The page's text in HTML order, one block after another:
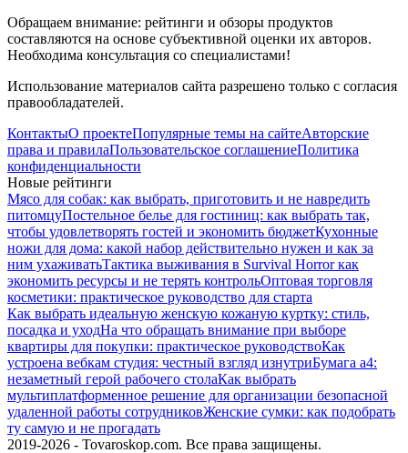
Обращаем внимание: рейтинги и обзоры продуктов
составляются на основе субъективной оценки их авторов.
Необходима консультация со специалистами!
Использование материалов сайта разрешено только с согласия
правообладателей.
КонтактыО проектеПопулярные темы на сайтеАвторские
права и правилаПользовательское соглашениеПолитика
конфиденциальности
Новые рейтинги
Мясо для собак: как выбрать, приготовить и не навредить
питомцуПостельное белье для гостиниц: как выбрать так,
чтобы удовлетворять гостей и экономить бюджетКухонные
ножи для дома: какой набор действительно нужен и как за
ним ухаживатьТактика выживания в Survival Horror как
экономить ресурсы и не терять контрольОптовая торговля
косметики: практическое руководство для старта
Как выбрать идеальную женскую кожаную куртку: стиль,
посадка и уходНа что обращать внимание при выборе
квартиры для покупки: практическое руководствоКак
устроена вебкам студия: честный взгляд изнутриБумага а4:
незаметный герой рабочего столаКак выбрать
мультиплатформенное решение для организации безопасной
удаленной работы сотрудниковЖенские сумки: как подобрать
ту самую и не прогадать
2019-2026 - Tovaroskop.com. Все права защищены.